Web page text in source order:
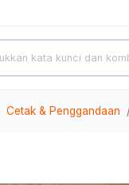
Cetak & Penggandaan